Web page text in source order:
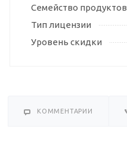
Семейство продуктов
Тип лицензии
Уровень скидки
КОММЕНТАРИИ